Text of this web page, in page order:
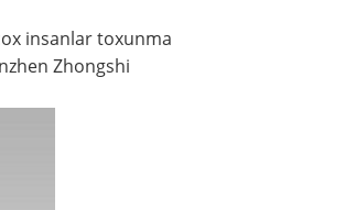
insanlar toxunma
Zhongshi